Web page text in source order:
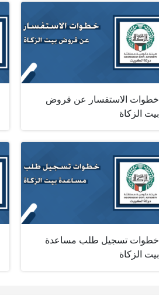
خطوات الاستفسار عن قروض
بيت الزكاة
خطوات تسجيل طلب مساعدة
بيت الزكاة